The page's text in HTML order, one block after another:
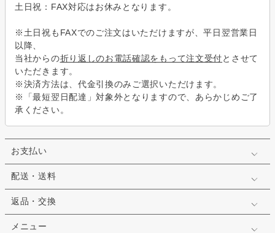
土日祝：FAX対応はお休みとなります。
※土日祝もFAXでのご注文はいただけますが、平日翌営業日
以降、
当社からの折り返しのお電話確認をもって注文受付とさせて
いただきます。
※決済方法は、代金引換のみご選択いただけます。
※「最短翌日配達」対象外となりますので、あらかじめご了
承ください。
お支払い
配送・送料
返品・交換
メニュー